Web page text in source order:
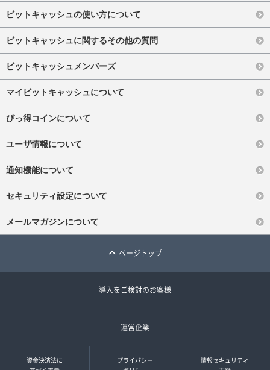
ビットキャッシュの使い方について
ビットキャッシュに関するその他の質問
ビットキャッシュメンバーズ
マイビットキャッシュについて
びっ得コインについて
ユーザ情報について
通知機能について
セキュリティ設定について
メールマガジンについて
ページトップ
導入をご検討のお客様
運営企業
資金決済法に
プライバシー
情報セキュリティ